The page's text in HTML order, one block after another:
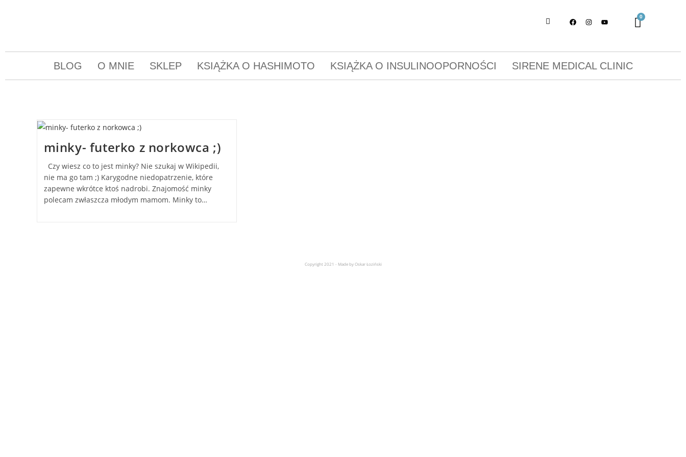
BLOG O MNIE SKLEP KSIĄŻKA O HASHIMOTO KSIĄŻKA O INSULINOOPORNOŚCI SIRENE MEDICAL CLINIC
minky- futerko z norkowca ;)
Czy wiesz co to jest minky? Nie szukaj w Wikipedii,
nie ma go tam ;) Karygodne niedopatrzenie, które
zapewne wkrótce ktoś nadrobi. Znajomość minky
polecam zwłaszcza młodym mamom. Minky to…
Copyright 2021 - Made by Oskar Łoziński